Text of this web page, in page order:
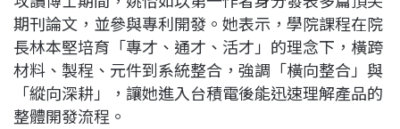
期刊論文，並參與專利開發。她表示，學院課程在院
長林本堅培育「專才、通才、活才」的理念下，橫跨
材料、製程、元件到系統整合，強調「橫向整合」與
「縱向深耕」，讓她進入台積電後能迅速理解產品的
整體開發流程。